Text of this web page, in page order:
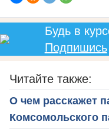
Будь в
Подпишись
Читайте также:
О чем расскажет
Комсомольского